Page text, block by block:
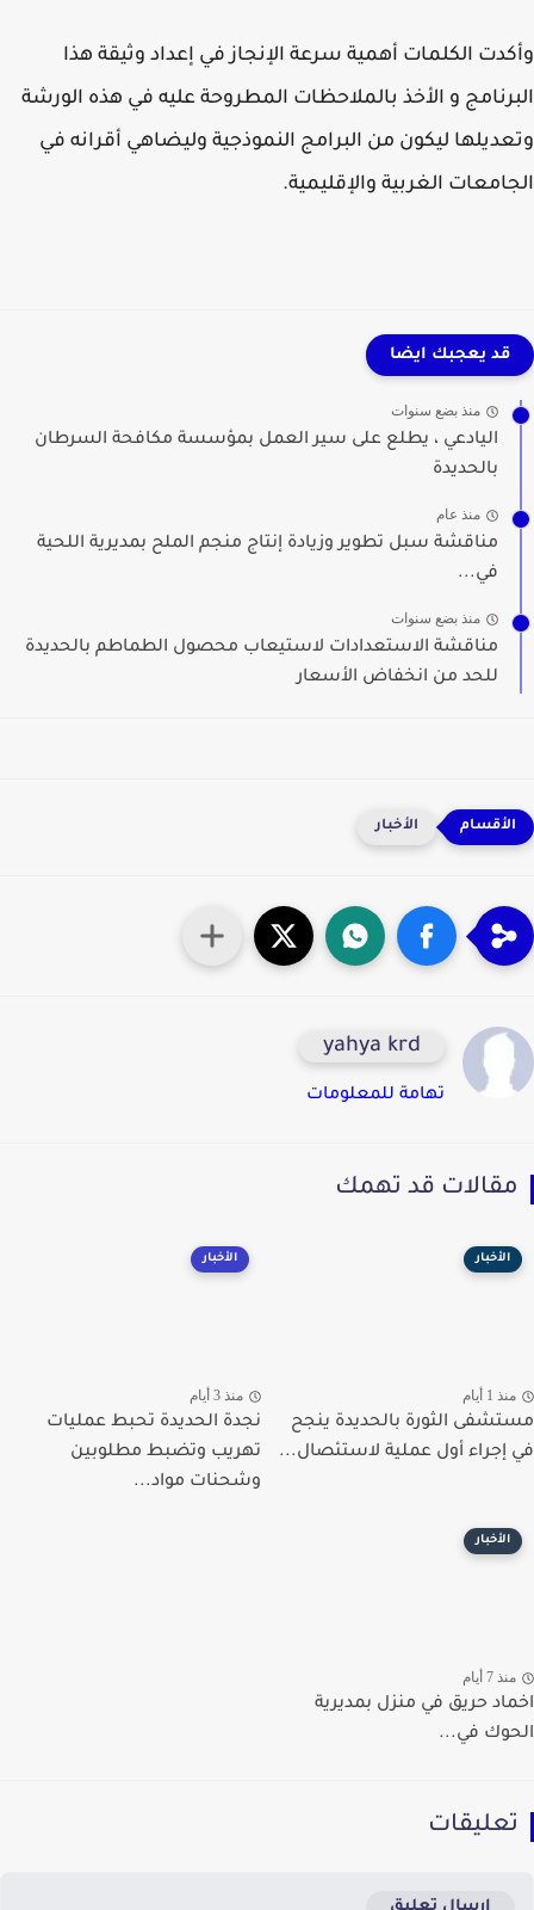
الكلمات أهمية سرعة الإنجاز في إعداد وثيقة هذا
و الأخذ بالملاحظات المطروحة عليه في هذه الورشة
ليكون من البرامج النموذجية وليضاهي أقرانه في
الغربية والإقليمية.
قد يعجبك ايضا
منذ بضع سنوات
اليادعي ، يطلع على سير العمل بمؤسسة مكافحة السرطان
بالحديدة
منذ عام
مناقشة سبل تطوير وزيادة إنتاج منجم الملح بمديرية اللحية
في...
منذ بضع سنوات
مناقشة الاستعدادات لاستيعاب محصول الطماطم بالحديدة
للحد من انخفاض الأسعار
الأخبار
yahya krd
تهامة للمعلومات
قد تهمك
الأخبار
1 أيام
الثورة بالحديدة ينجح
أول عملية لاستئصال...
الأخبار
منذ 3 أيام
نجدة الحديدة تحبط عمليات
تهريب وتضبط مطلوبين
وشحنات مواد...
الأخبار
7 أيام
حريق في منزل بمديرية
في...